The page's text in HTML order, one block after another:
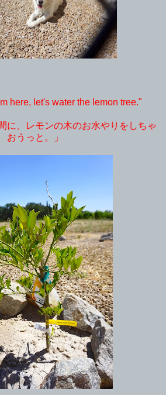
here, let's water the lemon tree."
に、レモンの木のお水やりをしちゃ
おうっと。」